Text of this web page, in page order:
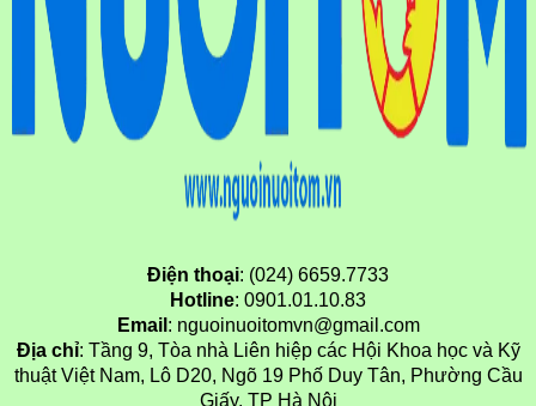
Điện thoại: (024) 6659.7733
Hotline: 0901.01.10.83
Email : nguoinuoitomvn@gmail.com
Địa chỉ: Tầng 9, Tòa nhà Liên hiệp các Hội Khoa học và Kỹ
thuật Việt Nam, Lô D20, Ngõ 19 Phố Duy Tân, Phường Cầu
Giấy, TP Hà Nội